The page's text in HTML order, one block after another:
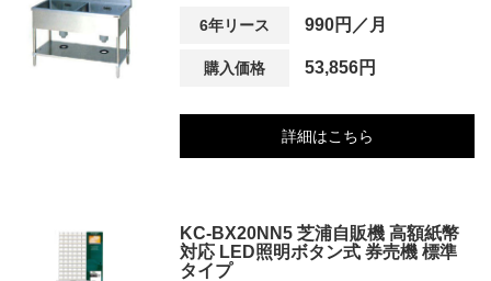
6年リース 990円／月
購入価格 53,856円
詳細はこちら
KC-BX20NN5 芝浦自販機 高額紙幣
対応 LED照明ボタン式 券売機 標準
タイプ